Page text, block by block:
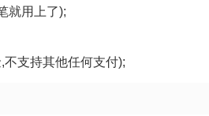
就用上了);
支持其他任何支付);